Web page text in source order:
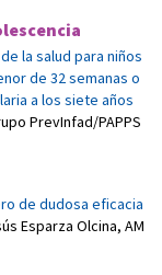
la salud para niños
de 32 semanas o
a los siete años
PrevInfad/PAPPS
de dudosa eficacia
Esparza Olcina, AM